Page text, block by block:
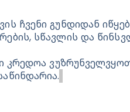
ჩვენი გუნდიდან
სწავლის და
კრედოა